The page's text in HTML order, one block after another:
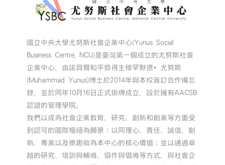
國立中央大學尤努斯社會企業中心(Yunus Social
Business Centre, NCU)是臺灣第一個成立的尤努斯社會
企業中心，由諾貝爾和平獎得主穆罕默德•尤努斯
(Muhammad Yunus)博士於2014年與本校簽訂合作備忘
錄，並於同年10月16日正式掛牌成立，設於擁有AACSB
認證的管理學院。
我們以成為社會企業教育、研究、創新和創業等方面受
到認可的國際樞紐為願景；以同理心、責任、誠信、創
新、專業以及樂趣做為本中心的核心價值；並以通過卓
越的研究、培訓與輔導、協作與倡導等方式，與社會企